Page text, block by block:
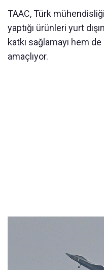
TAAC, Türk
yaptığı ürünleri yurt
katkı sağlamayı hem
amaçlıyor.